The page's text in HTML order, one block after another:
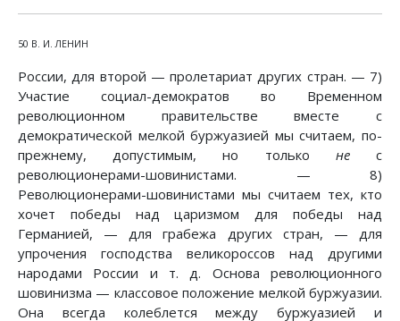
50 В. И. ЛЕНИН
России, для второй — пролетариат других стран. — 7)
Участие социал-демократов во Временном
революционном правительстве вместе с
демократической мелкой буржуазией мы считаем, по-
прежнему, допустимым, но только нес
революционерами-шовинистами. — 8)
Революционерами-шовинистами мы считаем тех, кто
хочет победы над царизмом для победы над
Германией, — для грабежа других стран, — для
упрочения господства великороссов над другими
народами России и т. д. Основа революционного
шовинизма — классовое положение мелкой буржуазии.
Она всегда колеблется между буржуазией и